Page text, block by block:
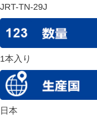
JRT-TN-29J
1本入り
日本